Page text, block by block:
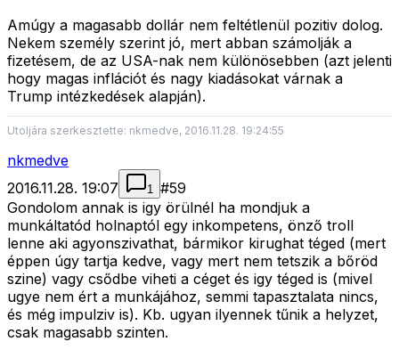
Amúgy a magasabb dollár nem feltétlenül pozitiv dolog.
Nekem személy szerint jó, mert abban számolják a
fizetésem, de az USA-nak nem különösebben (azt jelenti
hogy magas inflációt és nagy kiadásokat várnak a
Trump intézkedések alapján).
Utoljára szerkesztette: nkmedve, 2016.11.28. 19:24:55
nkmedve
2016.11.28. 19:07
1 #59
Gondolom annak is igy örülnél ha mondjuk a
munkáltatód holnaptól egy inkompetens, önző troll
lenne aki agyonszivathat, bármikor kirughat téged (mert
éppen úgy tartja kedve, vagy mert nem tetszik a bőröd
szine) vagy csődbe viheti a céget és igy téged is (mivel
ugye nem ért a munkájához, semmi tapasztalata nincs,
és még impulziv is). Kb. ugyan ilyennek tűnik a helyzet,
csak magasabb szinten.